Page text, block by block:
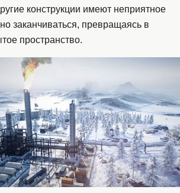
конструкции имеют неприятное
заканчиваться, превращаясь в
пространство.